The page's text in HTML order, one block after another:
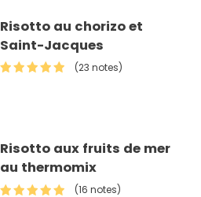
Risotto au chorizo et
Saint-Jacques
(23 notes)
Risotto aux fruits de mer
au thermomix
(16 notes)